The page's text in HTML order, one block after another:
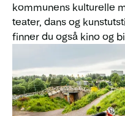
kommunens kulturelle
teater, dans og
finner du også kino og